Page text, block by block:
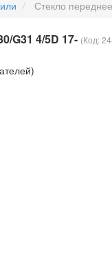
Стекло
G31 4/5D 17- (Код: